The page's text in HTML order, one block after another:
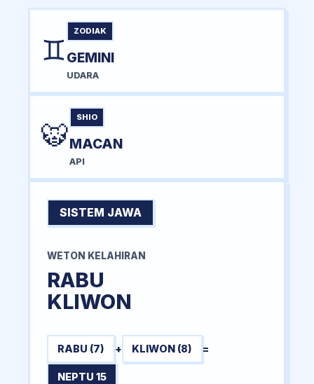
♊
ZODIAK
GEMINI
UDARA
🐯
SHIO
MACAN
API
SISTEM JAWA
WETON KELAHIRAN
RABU
KLIWON
RABU (7) + KLIWON (8) =
NEPTU 15